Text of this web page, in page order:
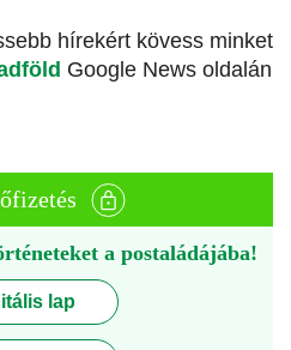
hírekért kövess minket
Google News oldalán
a postaládájába!
lap